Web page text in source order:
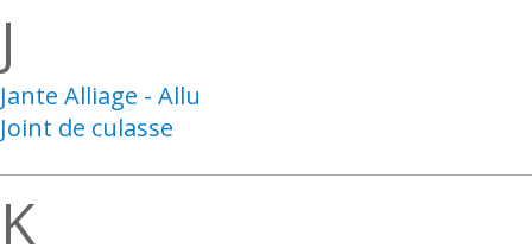
J
Jante Alliage - Allu
Joint de culasse
K